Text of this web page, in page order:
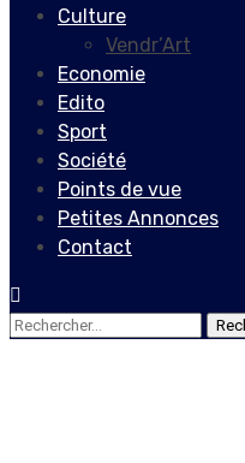
Culture
Vendr’Art
Economie
Edito
Sport
Société
Points de vue
Petites Annonces
Contact
Rechercher :